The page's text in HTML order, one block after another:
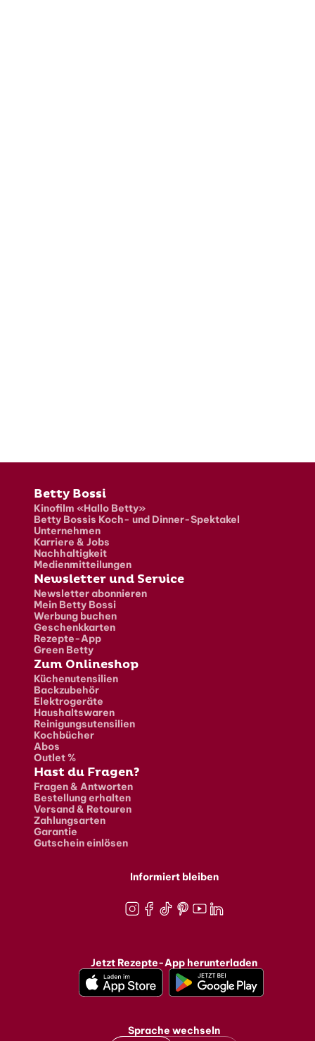
Fusszeile
Betty Bossi
Kinofilm «Hallo Betty»
Betty Bossis Koch- und Dinner-Spektakel
Unternehmen
Karriere & Jobs
Nachhaltigkeit
Medienmitteilungen
Newsletter und Service
Newsletter abonnieren
Mein Betty Bossi
Werbung buchen
Geschenkkarten
Rezepte-App
Green Betty
Zum Onlineshop
Küchenutensilien
Backzubehör
Elektrogeräte
Haushaltswaren
Reinigungsutensilien
Kochbücher
Abos
Outlet %
Hast du Fragen?
Fragen & Antworten
Bestellung erhalten
Versand & Retouren
Zahlungsarten
Garantie
Gutschein einlösen
Informiert bleiben
Jetzt Rezepte-App herunterladen
Sprache wechseln